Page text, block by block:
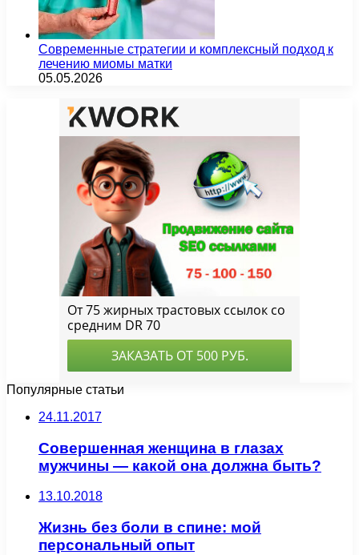
Современные стратегии и комплексный подход к
лечению миомы матки
05.05.2026
Популярные статьи
24.11.2017
Совершенная женщина в глазах
мужчины — какой она должна быть?
13.10.2018
Жизнь без боли в спине: мой
персональный опыт